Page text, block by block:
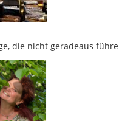
die nicht geradeaus führen